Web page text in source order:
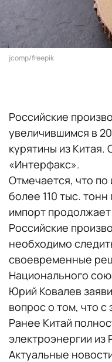
jcomp/freepik
Российские
увеличившимся в
курятины из Китая.
«Интерфакс».
Отмечается, что по
более 110 тыс.
импорт
Российские
необходимо
своевременные
Национального
Юрий Ковалев
вопрос о том, что с
Ранее Китай
электроэнергии из
Актуальные